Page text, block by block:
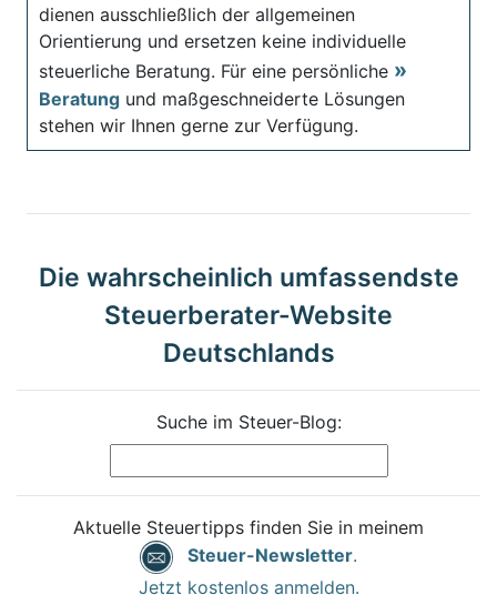
dienen ausschließlich der allgemeinen
Orientierung und ersetzen keine individuelle
steuerliche Beratung. Für eine persönliche
Beratung und maßgeschneiderte Lösungen
stehen wir Ihnen gerne zur Verfügung.
Die wahrscheinlich umfassendste
Steuerberater-Website
Deutschlands
Suche im Steuer-Blog:
Aktuelle Steuertipps finden Sie in meinem
Steuer-Newsletter.
Jetzt kostenlos anmelden.